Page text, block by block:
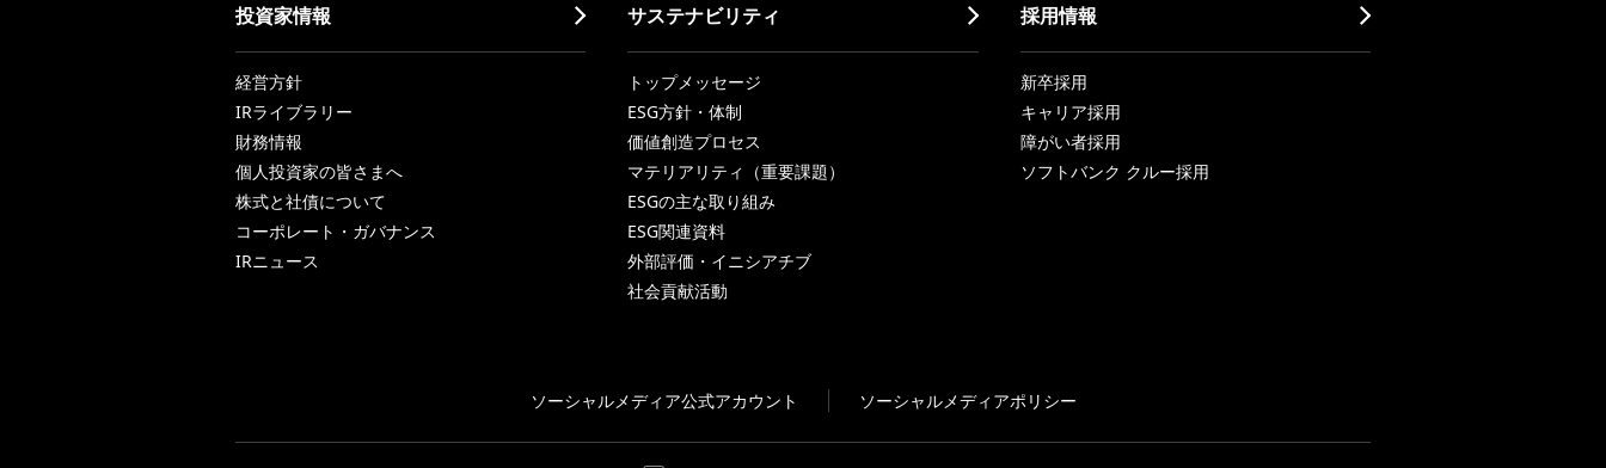
投資家情報
経営方針
IRライブラリー
財務情報
個人投資家の皆さまへ
株式と社債について
コーポレート・ガバナンス
IRニュース
サステナビリティ
トップメッセージ
ESG方針・体制
価値創造プロセス
マテリアリティ（重要課題）
ESGの主な取り組み
ESG関連資料
外部評価・イニシアチブ
社会貢献活動
採用情報
新卒採用
キャリア採用
障がい者採用
ソフトバンク クルー採用
ソーシャルメディア公式アカウント ソーシャルメディアポリシー